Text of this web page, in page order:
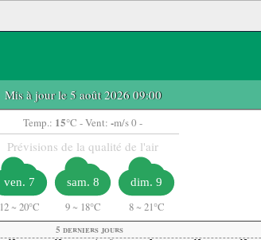
Mis à jour le 5 août 2026 09:00
Temp.: 15°C - Vent: -m/s 0 -
Prévisions de la qualité de l'air
ven. 7
12 ~ 20°C
sam. 8
9 ~ 18°C
dim. 9
8 ~ 21°C
5 derniers jours